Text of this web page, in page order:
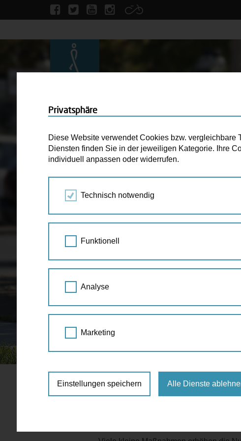
Barrierefreiheit bedeutet, dass der
Privatsphäre
Diese Website verwendet Cookies bzw.
Diensten finden Sie in der jeweiligen Kategorie. Ihre
individuell anpassen oder widerrufen.
Technisch notwendig
Funktionell
Analyse
Marketing
Einstellungen speichern Alle Dienste